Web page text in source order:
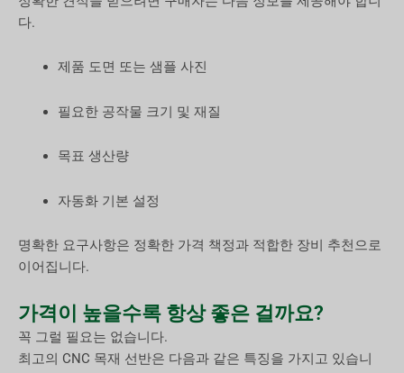
다.
제품 도면 또는 샘플 사진
필요한 공작물 크기 및 재질
목표 생산량
자동화 기본 설정
명확한 요구사항은 정확한 가격 책정과 적합한 장비 추천으로
이어집니다.
가격이 높을수록 항상 좋은 걸까요?
꼭 그럴 필요는 없습니다.
최고의 CNC 목재 선반은 다음과 같은 특징을 가지고 있습니